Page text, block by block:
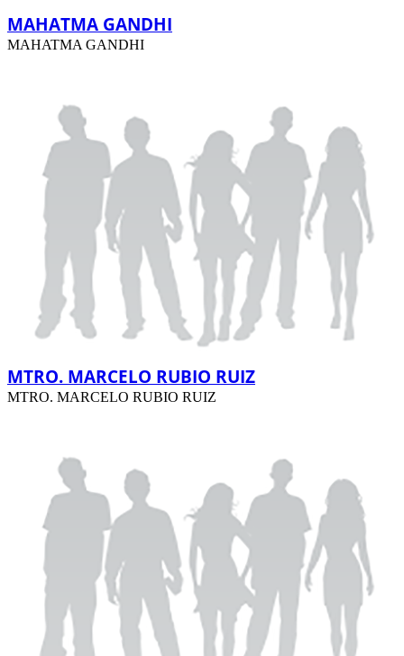
MAHATMA GANDHI
MAHATMA GANDHI
MTRO. MARCELO RUBIO RUIZ
MTRO. MARCELO RUBIO RUIZ